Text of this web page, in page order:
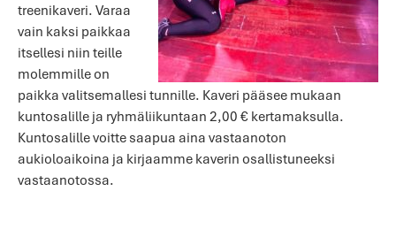
treenikaveri. Varaa
vain kaksi paikkaa
itsellesi niin teille
molemmille on
paikka valitsemallesi tunnille. Kaveri pääsee mukaan
kuntosalille ja ryhmäliikuntaan 2,00 € kertamaksulla.
Kuntosalille voitte saapua aina vastaanoton
aukioloaikoina ja kirjaamme kaverin osallistuneeksi
vastaanotossa.